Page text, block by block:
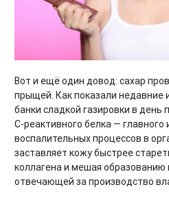
Вот и ещё один довод: сахар
прыщей. Как показали недавние
банки сладкой газировки в
С-реактивного белка — главного
воспалительных процессов в
заставляет кожу быстрее
коллагена и мешая образованию
отвечающей за производство